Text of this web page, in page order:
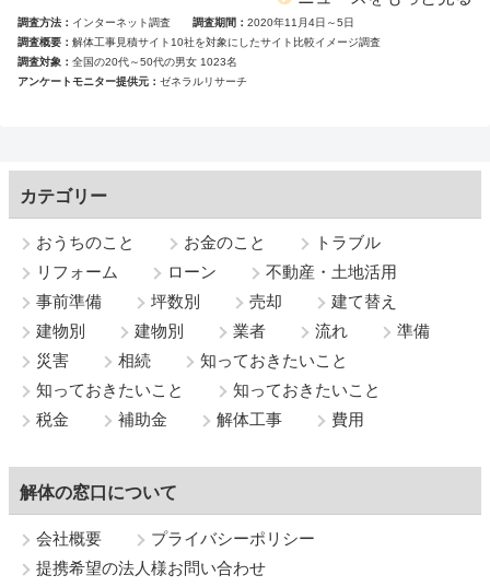
調査方法 インターネット調査 調査期間
2020年11月4日～5日
調査概要
解体工事見積サイト10社を対象にしたサイト比較イメージ調査
調査対象
全国の20代～50代の男女 1023名
アンケートモニター提供元
ゼネラルリサーチ
カテゴリー
おうちのこと お金のこと
トラブル
リフォーム
ローン
不動産・土地活用
事前準備
坪数別 売却
建て替え
建物別
建物別 業者 流れ
準備
災害
相続
知っておきたいこと
知っておきたいこと
知っておきたいこと
税金
補助金 解体工事 費用
解体の窓口について
会社概要
プライバシーポリシー
提携希望の法人様お問い合わせ